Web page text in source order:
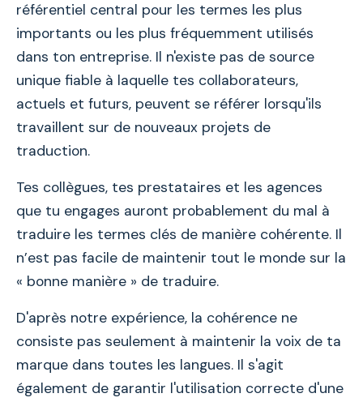
référentiel central pour les termes les plus
importants ou les plus fréquemment utilisés
dans ton entreprise. Il n'existe pas de source
unique fiable à laquelle tes collaborateurs,
actuels et futurs, peuvent se référer lorsqu'ils
travaillent sur de nouveaux projets de
traduction.
Tes collègues, tes prestataires et les agences
que tu engages auront probablement du mal à
traduire les termes clés de manière cohérente. Il
n’est pas facile de maintenir tout le monde sur la
« bonne manière » de traduire.
D'après notre expérience, la cohérence ne
consiste pas seulement à maintenir la voix de ta
marque dans toutes les langues. Il s'agit
également de garantir l'utilisation correcte d'une